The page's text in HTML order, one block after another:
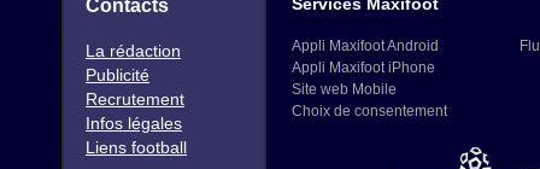
Contacts
La rédaction
Publicité
Recrutement
Infos légales
Liens football
Appli Maxifoot Android
Appli Maxifoot iPhone
Site web Mobile
Choix de consentement